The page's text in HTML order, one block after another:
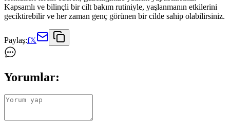
Kapsamlı ve bilinçli bir cilt bakım rutiniyle, yaşlanmanın etkilerini
geciktirebilir ve her zaman genç görünen bir cilde sahip olabilirsiniz.
Paylaş:f𝕏
Yorumlar: